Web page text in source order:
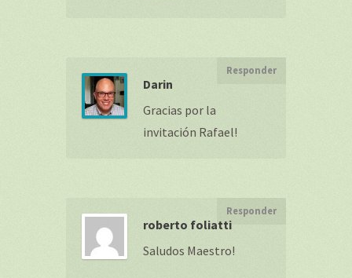
Darin
Responder
Gracias por la
invitación Rafael!
roberto foliatti
Responder
Saludos Maestro!